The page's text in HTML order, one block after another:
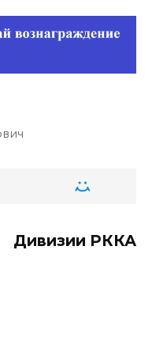
Дивизии РККА